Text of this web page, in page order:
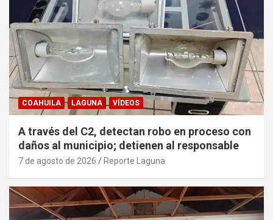
COAHUILA LAGUNA VÍDEOS
A través del C2, detectan robo en proceso con
daños al municipio; detienen al responsable
7 de agosto de 2026 Reporte Laguna